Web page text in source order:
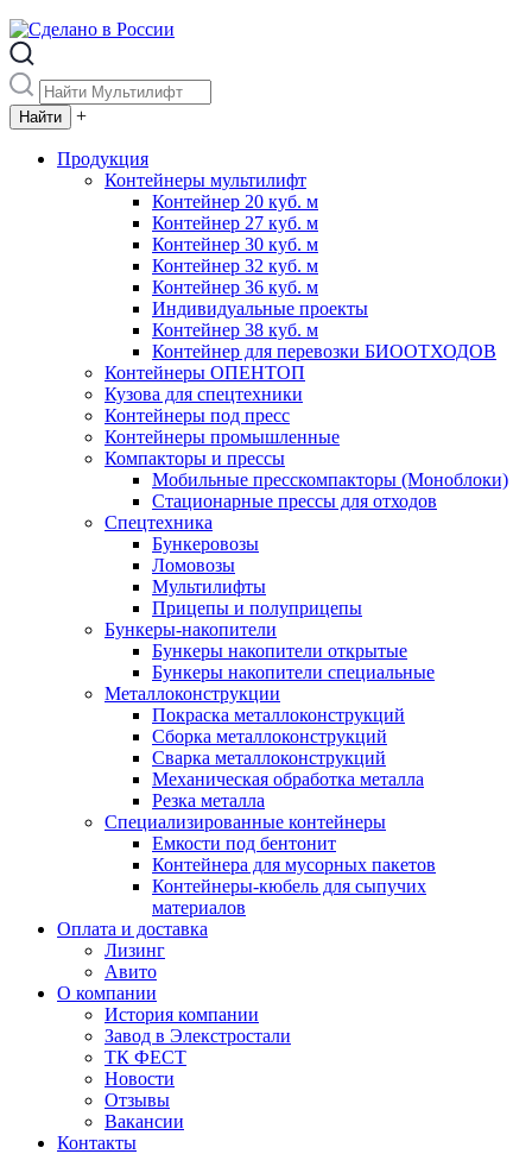
+
Продукция
Контейнеры мультилифт
Контейнер 20 куб. м
Контейнер 27 куб. м
Контейнер 30 куб. м
Контейнер 32 куб. м
Контейнер 36 куб. м
Индивидуальные проекты
Контейнер 38 куб. м
Контейнер для перевозки БИООТХОДОВ
Контейнеры ОПЕНТОП
Кузова для спецтехники
Контейнеры под пресс
Контейнеры промышленные
Компакторы и прессы
Мобильные пресскомпакторы (Моноблоки)
Стационарные прессы для отходов
Спецтехника
Бункеровозы
Ломовозы
Мультилифты
Прицепы и полуприцепы
Бункеры-накопители
Бункеры накопители открытые
Бункеры накопители специальные
Металлоконструкции
Покраска металлоконструкций
Сборка металлоконструкций
Сварка металлоконструкций
Механическая обработка металла
Резка металла
Специализированные контейнеры
Емкости под бентонит
Контейнера для мусорных пакетов
Контейнеры-кюбель для сыпучих
материалов
Оплата и доставка
Лизинг
Авито
О компании
История компании
Завод в Элекстростали
ТК ФЕСТ
Новости
Отзывы
Вакансии
Контакты